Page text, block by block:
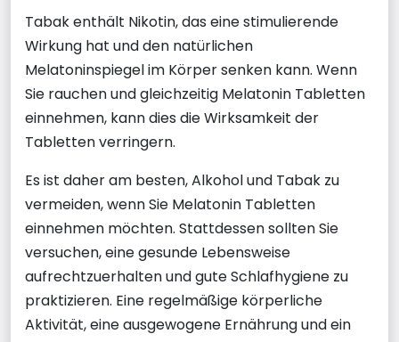
Tabak enthält Nikotin, das eine stimulierende
Wirkung hat und den natürlichen
Melatoninspiegel im Körper senken kann. Wenn
Sie rauchen und gleichzeitig Melatonin Tabletten
einnehmen, kann dies die Wirksamkeit der
Tabletten verringern.
Es ist daher am besten, Alkohol und Tabak zu
vermeiden, wenn Sie Melatonin Tabletten
einnehmen möchten. Stattdessen sollten Sie
versuchen, eine gesunde Lebensweise
aufrechtzuerhalten und gute Schlafhygiene zu
praktizieren. Eine regelmäßige körperliche
Aktivität, eine ausgewogene Ernährung und ein